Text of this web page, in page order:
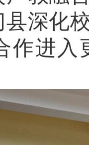
深化
作进入